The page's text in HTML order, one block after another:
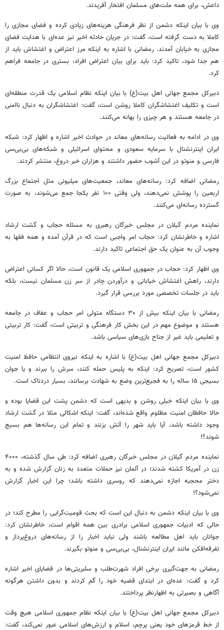
داعش، برای همه ملت‌های مسلمان افتخار آفریدند.
وی با بیان اینکه دشمن از نظر فرهنگی هزینه‌های زیادی کرده و فضای مجازی را
کاملا به دست گرفته‌ است، گفت: در جریان حادثه اخیر نیز عده‌ای با هدایت فضای
مجازی به خیابان آمدند. رمضانی با اشاره به اینکه مرز اعتراض و اغتشاش باید از
هم جدا شود، تاکید کرد: باید برای بیان اعتراض افراد، بستری در جامعه فراهم
کرد.
دبیرکل مجمع جهانی اهل بیت(ع) با بیان اینکه نظام اسلامی یک قدرت منطقه‌ای
است و تکلیف اغتشاشگران کاملا روشن است، گفت: اغتشاشگران به دنبال ناامنی
در جامعه هستند و هر چیزی را بهانه می‌کنند.
وی در ادامه به فعالیت رسانه‌های معاند در حوادث اخیر اشاره و اظهار کرد: شبکه
ایران اینترنشنال با سرمایه سعودی و محتوای اسرائیلی و شبکه‌های بی‌بی‌سی
فارسی و منوتو در این آشوب حضور داشتند و هزاران خبر دروغ، منتشر کردند.
رمضانی اضافه کرد: رسانه‌های معاند، جمعیت‌های میلیونی مثل اجتماع بزرگ
اربعین را پوشش نمی‌دهند، ولی وقتی ۱۰۰ نفر یکجا جمع می‌شوند، به صورت
گسترده رسانه‌ای می‌کنند.
نماینده مردم گیلان در مجلس خبرگان رهبری به مسئله حجاب و گشت ارشاد
اشاره و خاطرنشان کرد: حجاب امر واجبی است که در قرآن آمده و همه فقها به
وجوب آن به عنوان یک حق اجتماعی تاکید دارند.
وی اظهار کرد: حجاب در جمهوری اسلامی یک قانون است، حالا اگر کسانی اعتراض
دارند، راهش اغتشاش خیابانی و درآوردن چادر از سر زن مسلمان نیست، بلکه
باید در جلسات تخصصی مورد بررسی قرار گیرد.
رمضانی با بیان اینکه بیش از ۳۰ دستگاه متولی امر حجاب و عفاف در جامعه
هستند و موضوع مهم در این بخش کار فرهنگی و تربیتی است، گفت: کار تربیتی
و تعلیمی باید غیر از جناح بازی‌های سیاسی باشد.
دبیرکل مجمع جهانی اهل بیت(ع) با اشاره به اینکه نیروی انتظامی حافظ امنیت
کشور است، تصریح کرد: اینکه به پلیس حمله کنند، سرش را ببرند و یا جوان
بسیجی ۱۵ ساله را به فجیع‌ترین وضع به شهادت برسانند، بسیار دردناک است.
وی با بیان اینکه خیلی روشن و بدیهی است که دشمن پشت این قضایا بوده و
حالا حافظان امنیت مظلوم واقع شده‌اند، گفت: اینکه اشکالی مثلا در گشت ارشاد
وجود داشته باشد، آیا باید شهر را آتش بزنند و تمام این رسانه‌ها هم بسیج
شوند؟!
نماینده مردم گیلان در مجلس خبرگان رهبری اضافه کرد: طی سال گذشته، ۴۰۰۰
زن در آمریکا کشته شدند؛ در آلمان نیز حملات متعدد به زنان گزارش شده و به
دختر محجبه اجازه نمی‌دهند که روسری داشته باشد؛ چرا این اخبار گزارش
نمی‌شود؟!
وی با بیان اینکه دشمن به دنبال این است که بحث قومیت‌گرایی را مطرح کند؛ در
حالی که ادبیات جمهوری اسلامی برادری بین همه اقوام است، خاطرنشان کرد:
جوانان باید اهل مطالعه باشند ولی نباید اخبار را از رسانه‌های دروغ‌پرداز و
تفرقه‌افکن مانند ایران اینترنشنال، بی‌بی‌سی و منوتو بگیرند.
رمضانی به جهت‌گیری برخی افراد شهرت‌طلب و سلبریتی‌ها در قضایای اخیر اشاره
کرد و گفت: عده‌ای در ابتدای قضیه خود را گم کردند و بدون داشتن هرگونه
آگاهی و بصیرتی به اظهارنظر پرداختند.
دبیرکل مجمع جهانی اهل بیت(ع) با بیان اینکه نظام جمهوری اسلامی هیچ وقت
از خط قرمزهای خود یعنی پرچم، اسلام و ارزش‌های اسلامی عبور نمی‌کند، گفت: